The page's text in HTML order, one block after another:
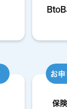
BtoB
お
保